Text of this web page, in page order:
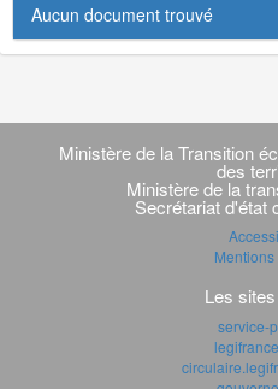
Aucun document trouvé
Navigation
transverse
Ministère de la Transition
des
Ministère de la
Secrétariat d'état
Les
service-